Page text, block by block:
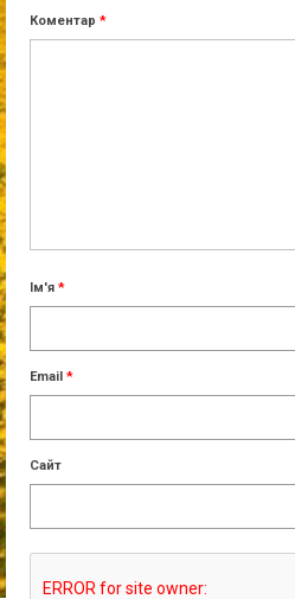
Коментар *
Ім'я *
Email *
Сайт